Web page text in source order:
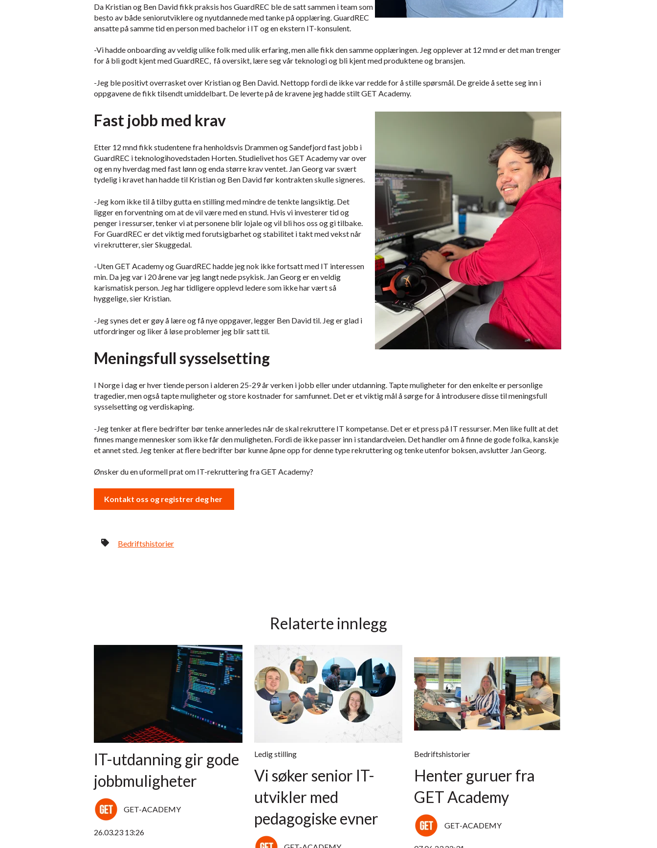
Da Kristian og Ben David fikk praksis hos GuardREC ble de satt sammen i team som
besto av både seniorutviklere og nyutdannede med tanke på opplæring. GuardREC
ansatte på samme tid en person med bachelor i IT og en ekstern IT-konsulent.
-Vi hadde onboarding av veldig ulike folk med ulik erfaring, men alle fikk den samme opplæringen. Jeg opplever at 12 mnd er det man trenger
for å bli godt kjent med GuardREC, få oversikt, lære seg vår teknologi og bli kjent med produktene og bransjen.
-Jeg ble positivt overrasket over Kristian og Ben David. Nettopp fordi de ikke var redde for å stille spørsmål. De greide å sette seg inn i
oppgavene de fikk tilsendt umiddelbart. De leverte på de kravene jeg hadde stilt GET Academy.
Fast jobb med krav
Etter 12 mnd fikk studentene fra henholdsvis Drammen og Sandefjord fast jobb i
GuardREC i teknologihovedstaden Horten. Studielivet hos GET Academy var over
og en ny hverdag med fast lønn og enda større krav ventet. Jan Georg var svært
tydelig i kravet han hadde til Kristian og Ben David før kontrakten skulle signeres.
-Jeg kom ikke til å tilby gutta en stilling med mindre de tenkte langsiktig. Det
ligger en forventning om at de vil være med en stund. Hvis vi investerer tid og
penger i ressurser, tenker vi at personene blir lojale og vil bli hos oss og gi tilbake.
For GuardREC er det viktig med forutsigbarhet og stabilitet i takt med vekst når
vi rekrutterer, sier Skuggedal.
-Uten GET Academy og GuardREC hadde jeg nok ikke fortsatt med IT interessen
min. Da jeg var i 20 årene var jeg langt nede psykisk. Jan Georg er en veldig
karismatisk person. Jeg har tidligere opplevd ledere som ikke har vært så
hyggelige, sier Kristian.
-Jeg synes det er gøy å lære og få nye oppgaver, legger Ben David til. Jeg er glad i
utfordringer og liker å løse problemer jeg blir satt til.
Meningsfull sysselsetting
I Norge i dag er hver tiende person i alderen 25-29 år verken i jobb eller under utdanning. Tapte muligheter for den enkelte er personlige
tragedier, men også tapte muligheter og store kostnader for samfunnet. Det er et viktig mål å sørge for å introdusere disse til meningsfull
sysselsetting og verdiskaping.
-Jeg tenker at flere bedrifter bør tenke annerledes når de skal rekruttere IT kompetanse. Det er et press på IT ressurser. Men like fullt at det
finnes mange mennesker som ikke får den muligheten. Fordi de ikke passer inn i standardveien. Det handler om å finne de gode folka, kanskje
et annet sted. Jeg tenker at flere bedrifter bør kunne åpne opp for denne type rekruttering og tenke utenfor boksen, avslutter Jan Georg.
Ønsker du en uformell prat om IT-rekruttering fra GET Academy?
Kontakt oss og registrer deg her
Bedriftshistorier
Relaterte innlegg
IT-utdanning gir gode
jobbmuligheter
GET-ACADEMY
26.03.23 13:26
Ledig stilling
Vi søker senior IT-
utvikler med
pedagogiske evner
Bedriftshistorier
Henter guruer fra
GET Academy
GET-ACADEMY